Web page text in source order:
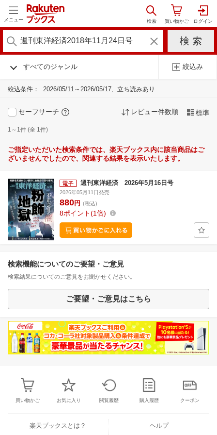
メニュー
すべてのジャンル 絞込み
絞込条件： 2026/05/11～2026/05/17 立ち読みあり
セーフサーチ レビュー件数順 標準
1～1件 (全 1件)
ご指定いただいた検索条件では、楽天ブックス内に該当商品はご
ざいませんでしたので、関連する結果を表示いたします。
週刊東洋経済 2026年5月16日号
2026年05月11日発売
880円 (税込)
8ポイント 1倍
検索機能についてのご要望・ご意見
検索結果についてのご意見をお聞かせください。
ご要望・ご意見はこちら
買い物かご お気に入り 閲覧履歴 購入履歴 クーポン
楽天ブックスとは？ ヘルプ